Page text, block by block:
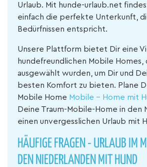
Urlaub. Mit hunde-urlaub.net
einfach die perfekte Unterkunft,
Bedürfnissen entspricht.
Unsere Plattform bietet Dir eine
hundefreundlichen Mobile Homes,
ausgewählt wurden, um Dir und
besten Komfort zu bieten. Plane
Mobile Home Mobile - Home mit
Deine Traum-Mobile-Home in den
einen unvergesslichen Urlaub mit
HÄUFIGE FRAGEN - URLAUB IM
DEN NIEDERLANDEN MIT HUND